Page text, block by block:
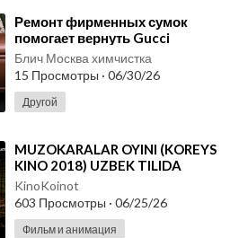
⁣Ремонт фирменных сумок
помогает вернуть Gucci
аккуратность формы и
готовность выходить в свет
Блич Москва химчистка
15 Просмотры · 06/30/26
Другой
⁣MUZOKARALAR OYINI (KOREYS
KINO 2018) UZBEK TILIDA
KinoKoinot
603 Просмотры · 06/25/26
Фильм и анимация